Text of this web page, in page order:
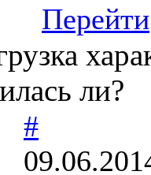
Перейти
ли?
#